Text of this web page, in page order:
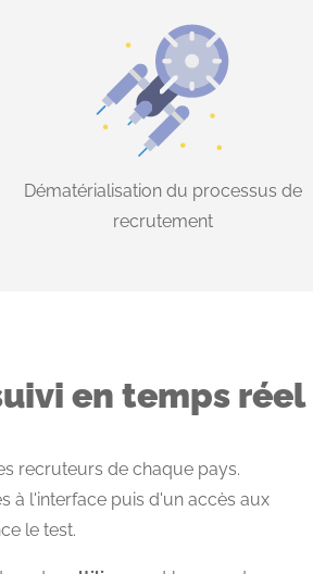
Dématérialisation du processus de
recrutement
en temps réel
recruteurs de chaque pays.
à l'interface puis d'un accès aux
le test.